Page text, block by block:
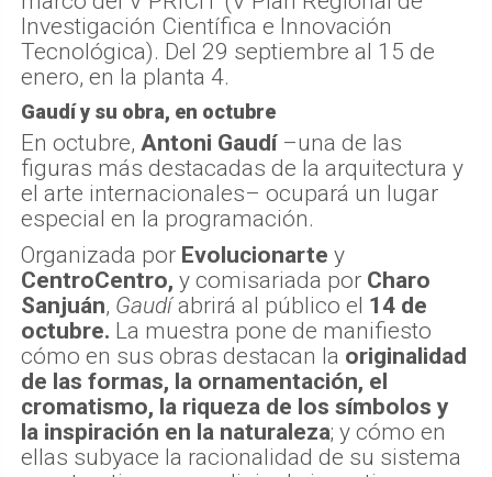
Investigación Científica e Innovación
Tecnológica). Del 29 septiembre al 15 de
enero, en la planta 4.
Gaudí y su obra, en octubre
En octubre, Antoni Gaudí–una de las
figuras más destacadas de la arquitectura y
el arte internacionales– ocupará un lugar
especial en la programación.
Organizada por Evolucionarte y
CentroCentro, y comisariada por Charo
Sanjuán, Gaudíabrirá al público el 14 de
octubre. La muestra pone de manifiesto
cómo en sus obras destacan la originalidad
de las formas, la ornamentación, el
cromatismo, la riqueza de los símbolos y
la inspiración en la naturaleza; y cómo en
ellas subyace la racionalidad de su sistema